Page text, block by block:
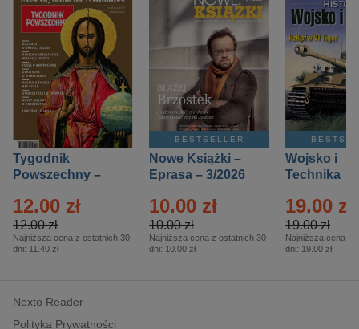
Tygodnik
Powszechny –
12.00 zł
12.00 zł
Najniższa cena z ostatnich 30
dni: 11.40 zł
BESTSELLER
Nowe Książki –
Eprasa – 3/2026
10.00 zł
10.00 zł
Najniższa cena z ostatnich 30
dni: 10.00 zł
Wojsko i
Technika
– 2/2026
19.00 zł
19.00 zł
Najniższa cena z
dni: 19.00 zł
Nexto Reader
Polityka Prywatności